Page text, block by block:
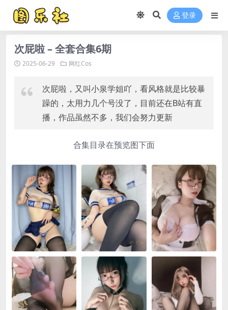
登录
次屁啦 – 全套合集6期
2025-06-29 网红Cos
次屁啦，又叫小泉学姐吖，看风格就是比较暴
躁的，太用力几个号没了，目前还在B站有直
播，作品虽然不多，我们会努力更新
合集目录在预览图下面